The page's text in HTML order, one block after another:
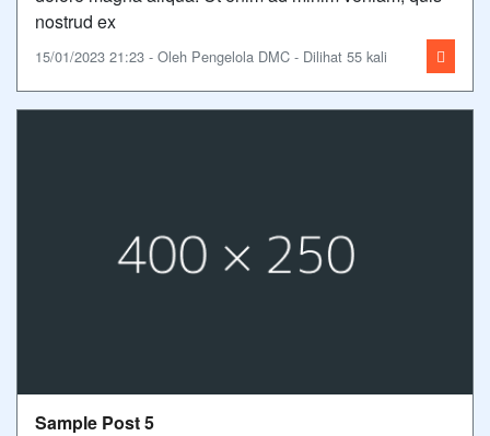
nostrud ex
15/01/2023 21:23 - Oleh Pengelola DMC - Dilihat 55 kali
Sample Post 5